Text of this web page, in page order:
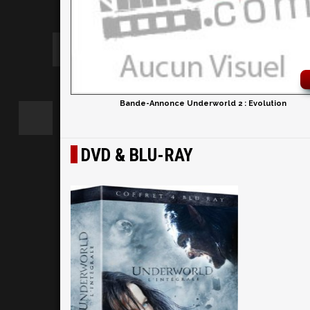
Bande-Annonce Underworld 2 : Evolution
DVD & BLU-RAY